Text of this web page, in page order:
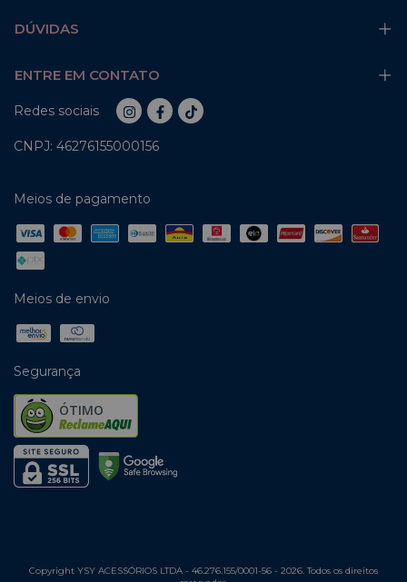
DÚVIDAS
ENTRE EM CONTATO
Redes sociais
CNPJ: 46276155000156
Meios de pagamento
Meios de envio
Segurança
ÓTIMO
Copyright YSY ACESSÓRIOS LTDA - 46.276.155/0001-56 - 2026. Todos os direitos